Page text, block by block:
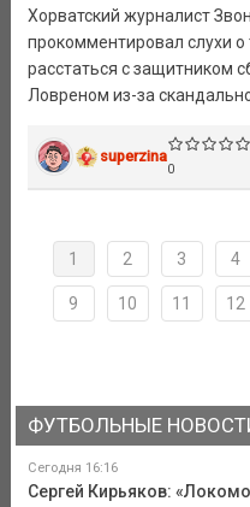
Хорватский журналист
прокомментировал слухи
расстаться с защитником
Ловреном из-за
superzina
0
1 2 3 4
9 10 11 12
ФУТБОЛЬНЫЕ
Сегодня 16:16
Сергей Кирьяков: